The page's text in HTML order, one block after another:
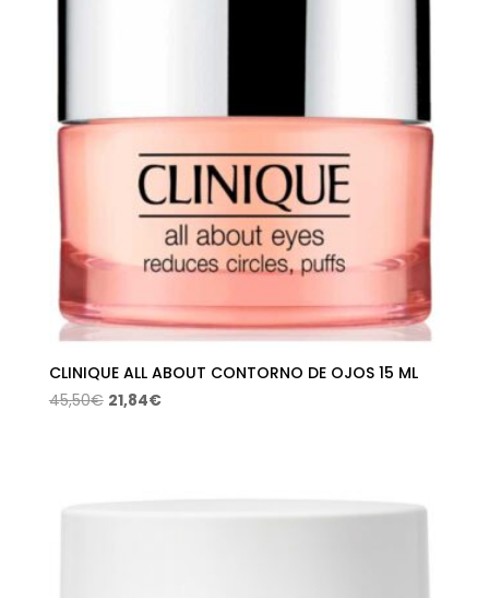
CLINIQUE ALL ABOUT CONTORNO DE OJOS 15 ML
45,50€ El
21,84€El